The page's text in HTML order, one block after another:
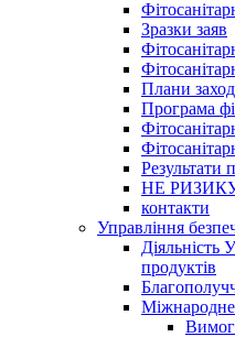
Зразки заяв
Плани
Програма
Результати
НЕ
контакти
Управління
Діяльність
продуктів
Міжнародне